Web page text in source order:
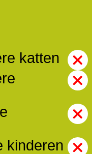
katten
kinderen